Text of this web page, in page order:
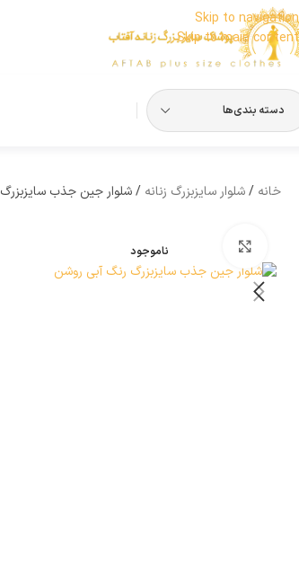
Skip to navigation
Skip to main content
دسته بندی‌ها
خانه شلوار سایزبزرگ زنانه شلوار جین جذب سایزبزرگ
ناموجود
بزرگنمایی تصویر